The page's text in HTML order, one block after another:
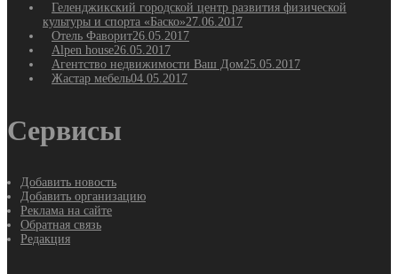
Геленджикский городской центр развития физической
культуры и спорта «Баско»27.06.2017
Отель Фаворит26.05.2017
Alpen house26.05.2017
Агентство недвижимости Ваш Дом25.05.2017
Жастар мебель04.05.2017
Сервисы
Добавить новость
Добавить организацию
Реклама на сайте
Обратная связь
Редакция